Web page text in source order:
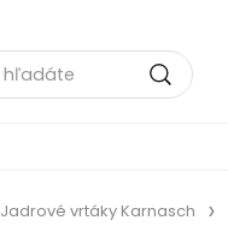
Jadrové vrtáky Karnasch